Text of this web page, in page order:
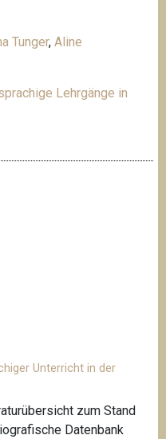
Tunger,Aline
Lehrgänge in
Unterricht in der
zum Stand
Datenbank